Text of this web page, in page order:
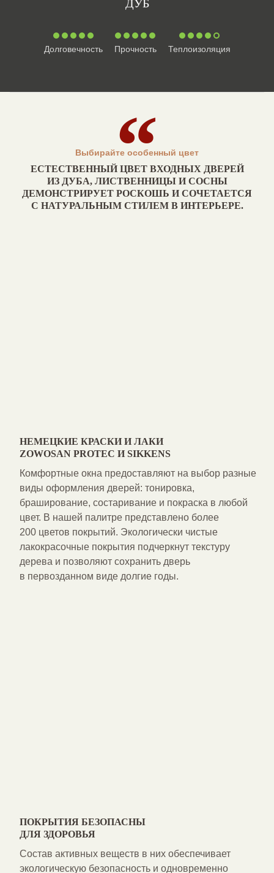
ДУБ
Долговечность Прочность Теплоизоляция
Выбирайте особенный цвет
ЕСТЕСТВЕННЫЙ ЦВЕТ ВХОДНЫХ ДВЕРЕЙ
ИЗ ДУБА, ЛИСТВЕННИЦЫ И СОСНЫ
ДЕМОНСТРИРУЕТ РОСКОШЬ И СОЧЕТАЕТСЯ
С НАТУРАЛЬНЫМ СТИЛЕМ В ИНТЕРЬЕРЕ.
НЕМЕЦКИЕ КРАСКИ И ЛАКИ
ZOWOSAN PROTEC И SIKKENS
Комфортные окна предоставляют на выбор разные
виды оформления дверей: тонировка,
браширование, состаривание и покраска в любой
цвет. В нашей палитре представлено более
200 цветов покрытий. Экологически чистые
лакокрасочные покрытия подчеркнут текстуру
дерева и позволяют сохранить дверь
в первозданном виде долгие годы.
ПОКРЫТИЯ БЕЗОПАСНЫ
ДЛЯ ЗДОРОВЬЯ
Состав активных веществ в них обеспечивает
экологическую безопасность и одновременно